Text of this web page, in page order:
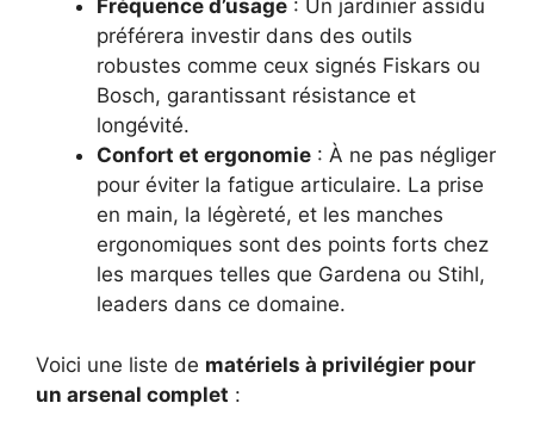
Fréquence d’usage : Un jardinier assidu
préférera investir dans des outils
robustes comme ceux signés Fiskars ou
Bosch, garantissant résistance et
longévité.
Confort et ergonomie : À ne pas négliger
pour éviter la fatigue articulaire. La prise
en main, la légèreté, et les manches
ergonomiques sont des points forts chez
les marques telles que Gardena ou Stihl,
leaders dans ce domaine.
Voici une liste de matériels à privilégier pour
un arsenal complet :